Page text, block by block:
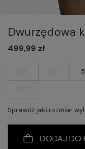
Dwurzędowa
Sprawdź jaki rozmiar
499,99 zł
DODAJ DO